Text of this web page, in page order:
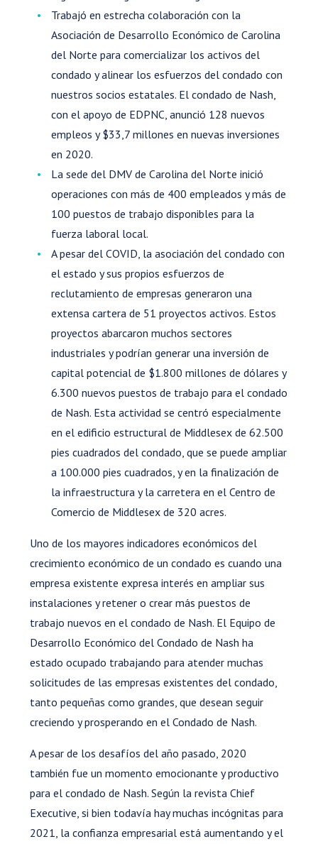
Trabajó en estrecha colaboración con la
Asociación de Desarrollo Económico de Carolina
del Norte para comercializar los activos del
condado y alinear los esfuerzos del condado con
nuestros socios estatales. El condado de Nash,
con el apoyo de EDPNC, anunció 128 nuevos
empleos y $33,7 millones en nuevas inversiones
en 2020.
La sede del DMV de Carolina del Norte inició
operaciones con más de 400 empleados y más de
100 puestos de trabajo disponibles para la
fuerza laboral local.
A pesar del COVID, la asociación del condado con
el estado y sus propios esfuerzos de
reclutamiento de empresas generaron una
extensa cartera de 51 proyectos activos. Estos
proyectos abarcaron muchos sectores
industriales y podrían generar una inversión de
capital potencial de $1.800 millones de dólares y
6.300 nuevos puestos de trabajo para el condado
de Nash. Esta actividad se centró especialmente
en el edificio estructural de Middlesex de 62.500
pies cuadrados del condado, que se puede ampliar
a 100.000 pies cuadrados, y en la finalización de
la infraestructura y la carretera en el Centro de
Comercio de Middlesex de 320 acres.
Uno de los mayores indicadores económicos del
crecimiento económico de un condado es cuando una
empresa existente expresa interés en ampliar sus
instalaciones y retener o crear más puestos de
trabajo nuevos en el condado de Nash. El Equipo de
Desarrollo Económico del Condado de Nash ha
estado ocupado trabajando para atender muchas
solicitudes de las empresas existentes del condado,
tanto pequeñas como grandes, que desean seguir
creciendo y prosperando en el Condado de Nash.
A pesar de los desafíos del año pasado, 2020
también fue un momento emocionante y productivo
para el condado de Nash. Según la revista Chief
Executive, si bien todavía hay muchas incógnitas para
2021, la confianza empresarial está aumentando y el